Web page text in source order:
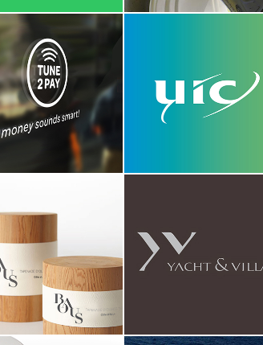
visuelle
presse
de fer
identité visuelle
charte graphique
stand
visuelle
branding
édition
signalétique